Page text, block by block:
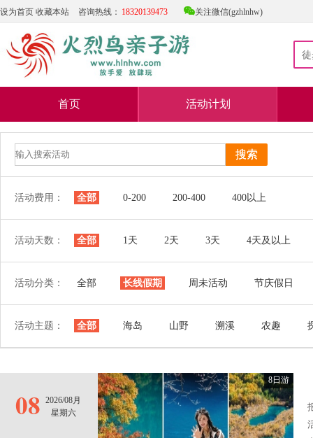
设为首页 收藏本站 咨询热线： 18320139473 关注微信(gzhlnhw)
首页 活动计划
活动费用： 全部 0-200 200-400 400以上
活动天数： 全部 1天 2天 3天 4天及以上
活动分类： 全部 长线假期 周未活动 节庆假日
活动主题： 全部 海岛 山野 溯溪 农趣
08 2026/08月
星期六
8日游